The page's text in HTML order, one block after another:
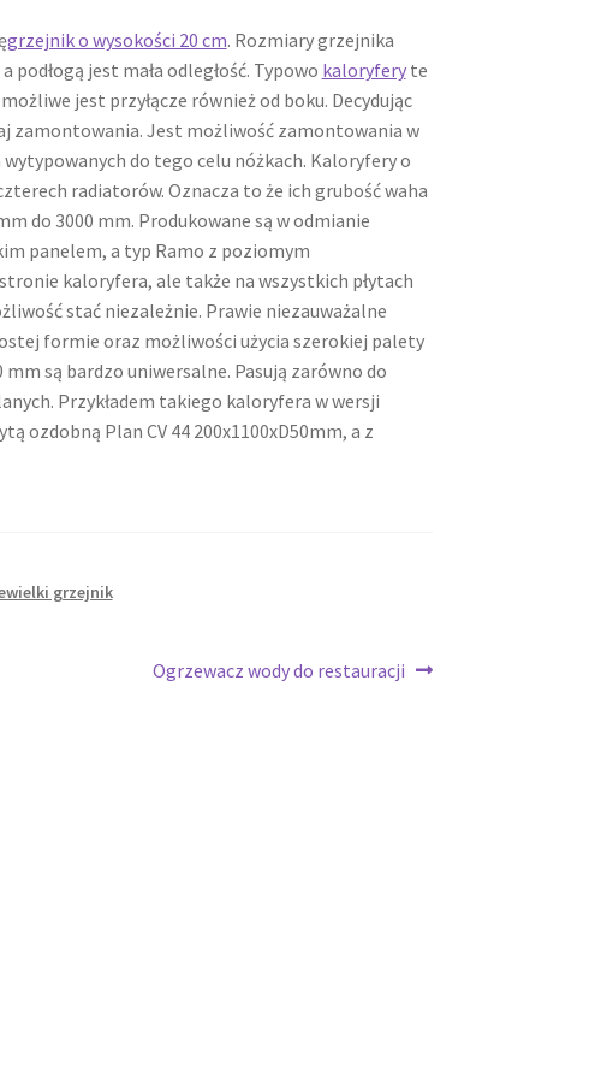
grzejnik o wysokości 20 cm. Rozmiary grzejnika
jest mała odległość. Typowo kaloryferyte
jest przyłącze również od boku. Decydując
zamontowania. Jest możliwość zamontowania w
do tego celu nóżkach. Kaloryfery o
radiatorów. Oznacza to że ich grubość waha
do 3000 mm. Produkowane są w odmianie
panelem, a typ Ramo z poziomym
kaloryfera, ale także na wszystkich płytach
stać niezależnie. Prawie niezauważalne
formie oraz możliwości użycia szerokiej palety
są bardzo uniwersalne. Pasują zarówno do
Przykładem takiego kaloryfera w wersji
ozdobną Plan CV 44 200x1100xD50mm, a z
grzejnik
Następny
Ogrzewacz wody do restauracji